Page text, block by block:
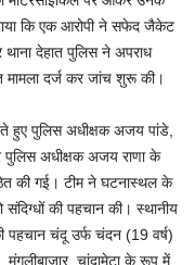
कि एक आरोपी ने सफेद जैकेट
देहात पुलिस ने अपराध
दर्ज कर जांच शुरू की।
हुए पुलिस अधीक्षक अजय पांडे,
पुलिस अधीक्षक अजय राणा के
गठित की गई। टीम ने घटनास्थल के
की पहचान की। स्थानीय
पहचान चंदू उर्फ चंदन (19 वर्ष)
चांदामेटा के रूप में